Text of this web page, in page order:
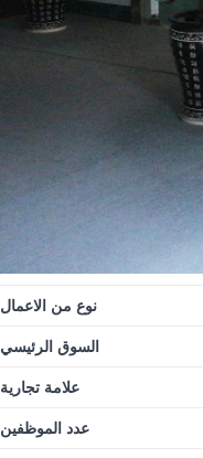
نوع من الاعمال
السوق الرئيسي
علامة تجارية
عدد الموظفين